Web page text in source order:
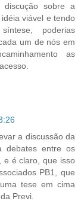
sobre a
viável e tendo
poderias
um de nós em
as
a discussão da
debates entre os
e é claro, que isso
PB1, que
tese em cima
Previ.